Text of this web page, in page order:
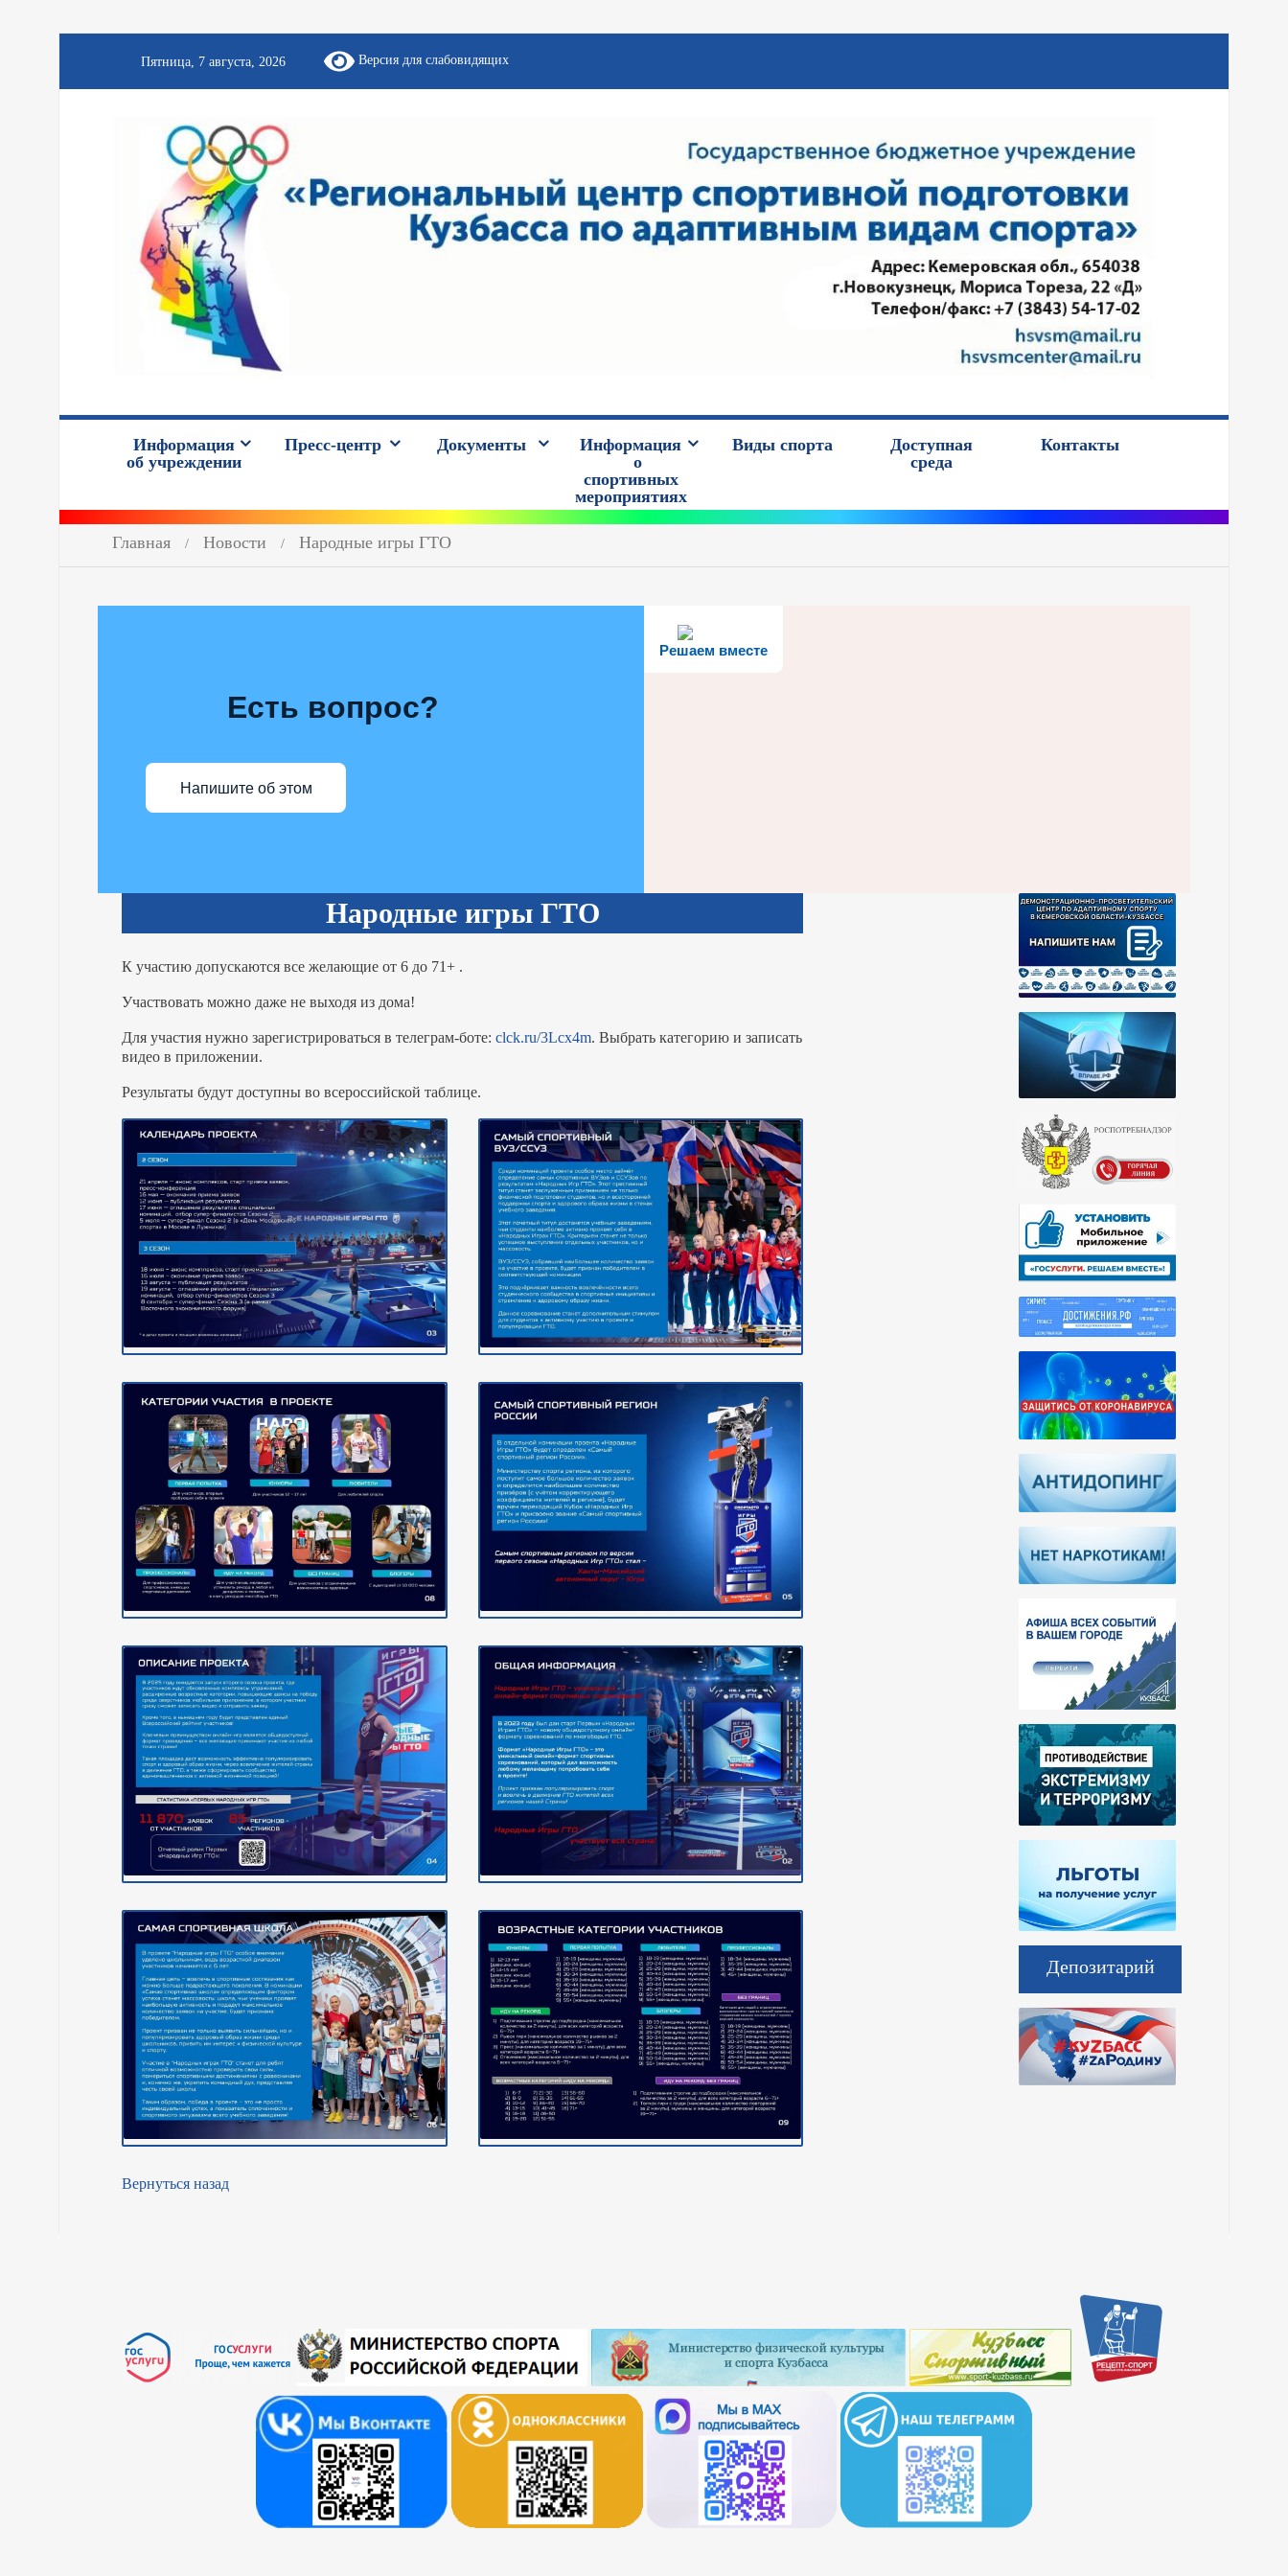
Версия для слабовидящих
Пятница, 7 августа, 2026
Информация
об учреждении
Пресс-центр Документы
Информация
о
спортивных
мероприятиях
Виды спорта
Доступная
среда
Контакты
Главная Новости Народные игры ГТО
Решаем вместе
Есть вопрос?
Напишите об этом
Народные игры ГТО
К участию допускаются все желающие от 6 до 71+ .
Участвовать можно даже не выходя из дома!
Для участия нужно зарегистрироваться в телеграм-боте: clck.ru/3Lcx4m. Выбрать категорию и записать
видео в приложении.
Результаты будут доступны во всероссийской таблице.
Вернуться назад
Депозитарий